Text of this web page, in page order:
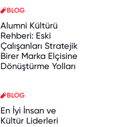
BLOG
Alumni Kültürü
Rehberi: Eski
Çalışanları Stratejik
Birer Marka Elçisine
Dönüştürme Yolları
BLOG
En İyi İnsan ve
Kültür Liderleri